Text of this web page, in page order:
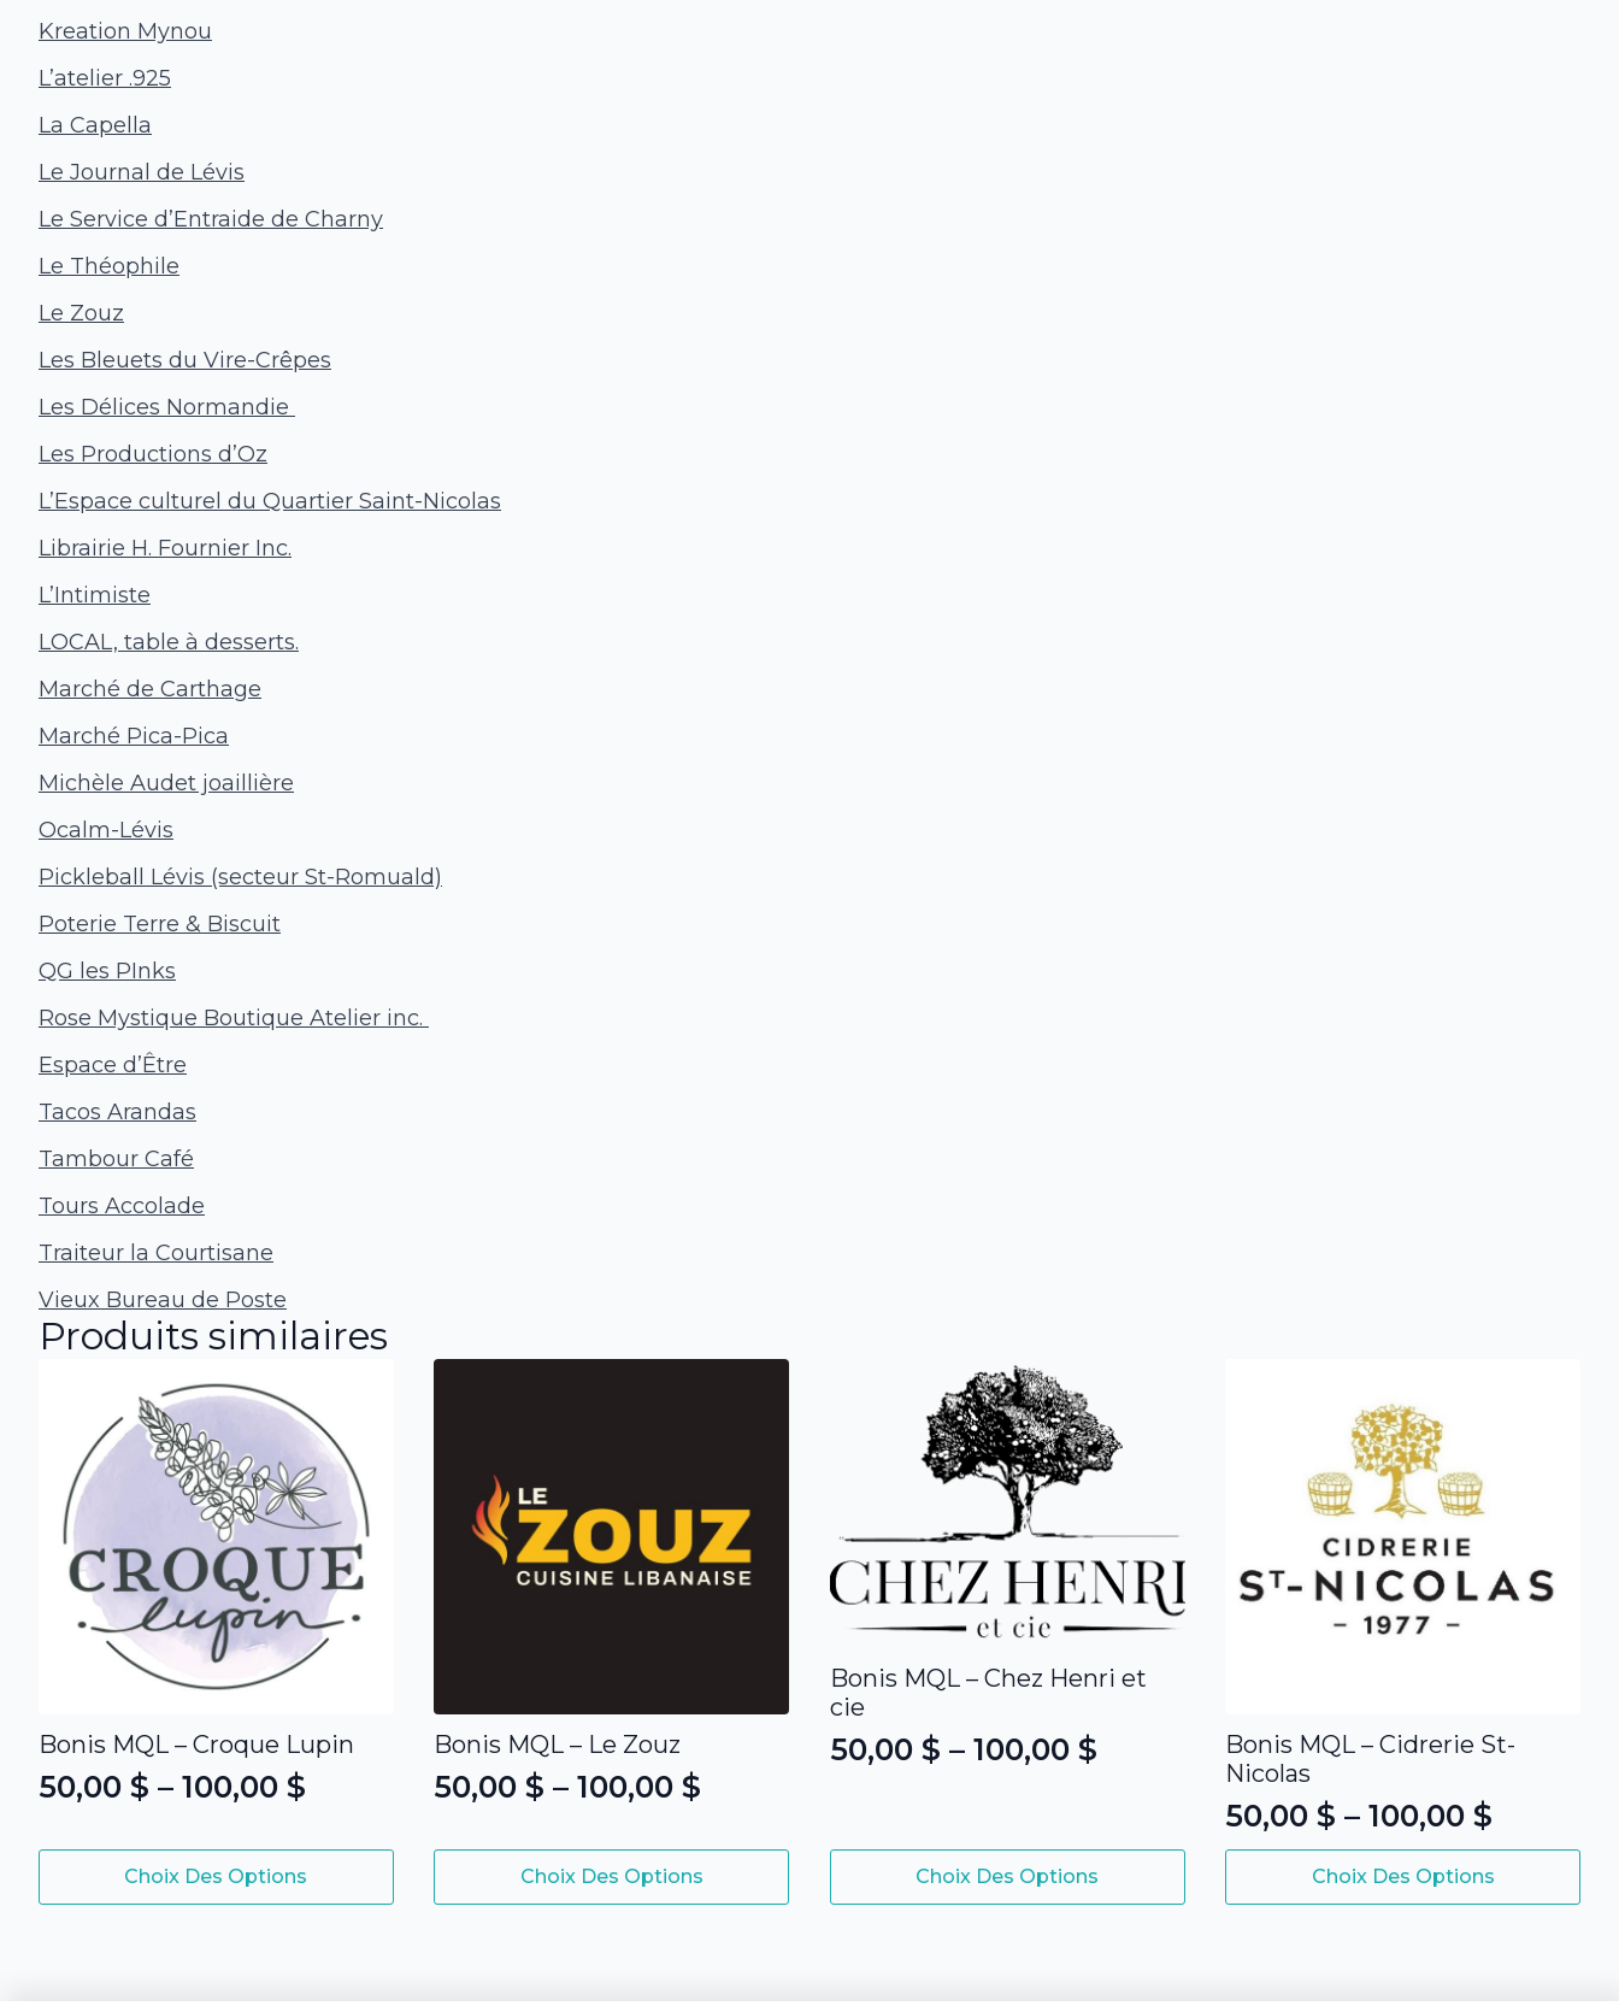
Kreation Mynou
L’atelier .925
La Capella
Le Journal de Lévis
Le Service d’Entraide de Charny
Le Théophile
Le Zouz
Les Bleuets du Vire-Crêpes
Les Délices Normandie
Les Productions d’Oz
L’Espace culturel du Quartier Saint-Nicolas
Librairie H. Fournier Inc.
L’Intimiste
LOCAL, table à desserts.
Marché de Carthage
Marché Pica-Pica
Michèle Audet joaillière
Ocalm-Lévis
Pickleball Lévis (secteur St-Romuald)
Poterie Terre & Biscuit
QG les PInks
Rose Mystique Boutique Atelier inc.
Espace d’Être
Tacos Arandas
Tambour Café
Tours Accolade
Traiteur la Courtisane
Vieux Bureau de Poste
Produits similaires
Bonis MQL – Croque Lupin
50,00 $ – 100,00 $
Plage
50,00 $
Choix Des Options
Ce
Bonis MQL – Le Zouz
50,00$ –100,00$
Plage
50,00 $
Choix Des Options
Ce
Bonis MQL – Chez Henri et
cie
50,00 $ – 100,00 $
Plage
50,00 $
à
Choix Des Options
Ce
Bonis MQL – Cidrerie St-
Nicolas
50,00$ –100,00$
Plage
prix :
Choix Des Options
Ce